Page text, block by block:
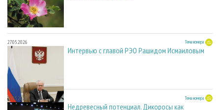
27.05.2026 Тема номера
Интервью с главой РЭО Рашидом Исмаиловым
27.05.2026 Тема номера
Недревесный потенциал. Дикоросы как